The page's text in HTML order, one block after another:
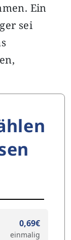
Ein
sei
0,69€
einmalig